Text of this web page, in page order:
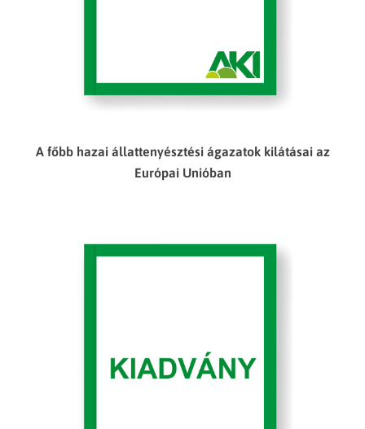
A főbb hazai állattenyésztési ágazatok kilátásai az
Európai Unióban